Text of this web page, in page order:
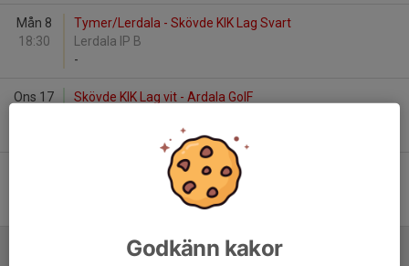
Mån 8
18:30
Tymer/Lerdala - Skövde KIK Lag Svart
Lerdala IP B
-
Ons 17
Skövde KIK Lag vit - Ardala GoIF
Skövde KIK Lag vit - Fröjered/Ekedalen
Lillegårdens IP, 7 mot 7
Godkänn kakor